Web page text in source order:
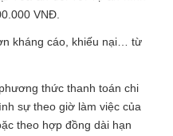
VNĐ.
kháng cáo, khiếu nại… từ
thức thanh toán chi
sự theo giờ làm việc của
theo hợp đồng dài hạn